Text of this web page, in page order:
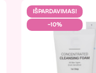
IŠPARDAVIMAS!
−10%